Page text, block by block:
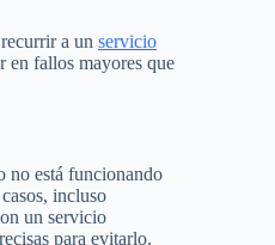
a un servicio
en fallos mayores que
no está funcionando
incluso
un servicio
para evitarlo.